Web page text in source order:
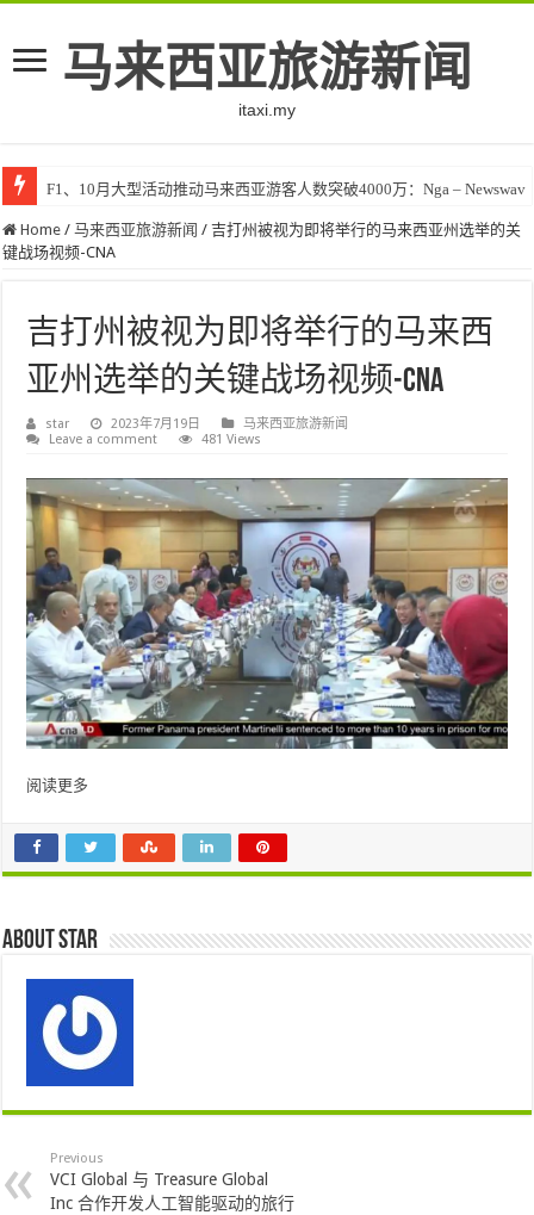
马来西亚旅游新闻
itaxi.my
F1、10月大型活动推动马来西亚游客人数突破4000万：Nga – Newswav
Home / 马来西亚旅游新闻 / 吉打州被视为即将举行的马来西亚州选举的关
键战场视频-CNA
吉打州被视为即将举行的马来西
亚州选举的关键战场视频-CNA
star 2023年7月19日
马来西亚旅游新闻
Leave a comment
481 Views
阅读更多
About star
Previous
VCI Global 与 Treasure Global
Inc 合作开发人工智能驱动的旅行